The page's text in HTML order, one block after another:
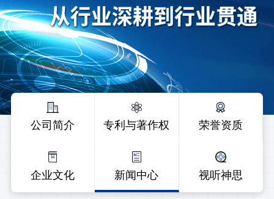
公司简介 专利与著作权 荣誉资质
企业文化 新闻中心 视听神思